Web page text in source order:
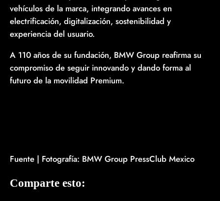
vehículos de la marca, integrando avances en
electrificación, digitalización, sostenibilidad y
experiencia del usuario.
A 110 años de su fundación, BMW Group reafirma su
compromiso de seguir innovando y dando forma al
futuro de la movilidad Premium.
Fuente | Fotografía: BMW Group PressClub Mexico
Comparte esto: